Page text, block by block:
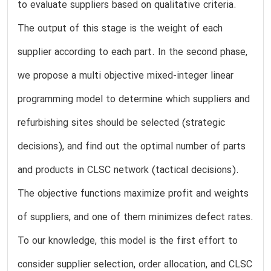
to evaluate suppliers based on qualitative criteria.
The output of this stage is the weight of each
supplier according to each part. In the second phase,
we propose a multi objective mixed-integer linear
programming model to determine which suppliers and
refurbishing sites should be selected (strategic
decisions), and find out the optimal number of parts
and products in CLSC network (tactical decisions).
The objective functions maximize profit and weights
of suppliers, and one of them minimizes defect rates.
To our knowledge, this model is the first effort to
consider supplier selection, order allocation, and CLSC